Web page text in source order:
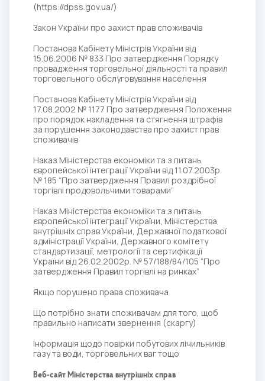
(https://dpss.gov.ua/)
Закон України про захист прав споживачів
Постанова Кабінету Міністрів України вiд
15.06.2006 № 833 Про затвердження Порядку
провадження торговельної діяльності та правил
торговельного обслуговування населення
Постанова Кабінету Міністрів України вiд
17.08.2002 № 1177 Про затвердження Положення
про порядок накладення та стягнення штрафів
за порушення законодавства про захист прав
споживачів
Наказ Міністерства економіки та з питань
європейської інтеграції України від 11.07.2003р.
№ 185 “Про затвердження Правил роздрібної
торгівлі продовольчими товарами”
Наказ Міністерства економіки та з питань
європейської інтеграції України, Міністерства
внутрішніх справ України, Державної податкової
адміністрації України, Державного комітету
стандартизації, метрології та сертифікації
України від 26.02.2002р. № 57/188/84/105 “Про
затвердження Правил торгівлі на ринках”
Якщо порушено права споживача
Що потрібно знати споживачам для того, щоб
правильно написати звернення (скаргу)
Інформація щодо повірки побутових лічильників
газу та води, торговельних ваг тощо
Веб-сайт Міністерства внутрішніх справ